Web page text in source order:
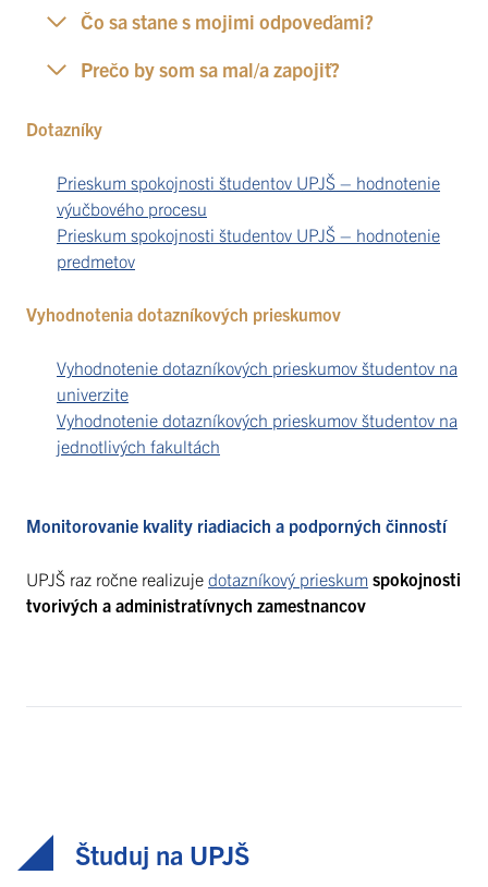
Čo sa stane s mojimi odpoveďami?
Prečo by som sa mal/a zapojiť?
Dotazníky
Prieskum spokojnosti študentov UPJŠ – hodnotenie
výučbového procesu
Prieskum spokojnosti študentov UPJŠ – hodnotenie
predmetov
Vyhodnotenia dotazníkových prieskumov
Vyhodnotenie dotazníkových prieskumov študentov na
univerzite
Vyhodnotenie dotazníkových prieskumov študentov na
jednotlivých fakultách
Monitorovanie kvality riadiacich a podporných činností
UPJŠ raz ročne realizuje dotazníkový prieskum spokojnosti
tvorivých a administratívnych zamestnancov
Študuj na UPJŠ